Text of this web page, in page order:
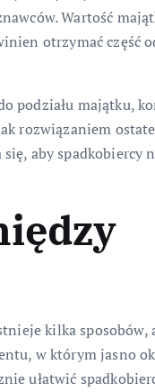
Wartość
otrzymać część
podziału majątku,
rozwiązaniem
aby spadkobiercy
kilka sposobów,
w którym jasno
ułatwić